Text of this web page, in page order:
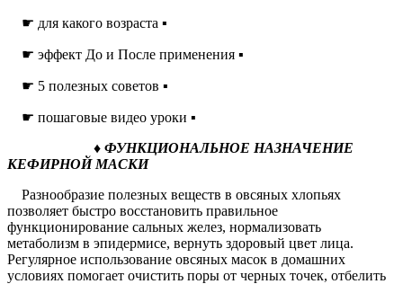
☛ для какого возраста ▪
☛ эффект До и После применения ▪
☛ 5 полезных советов ▪
☛ пошаговые видео уроки ▪
♦ ФУНКЦИОНАЛЬНОЕ НАЗНАЧЕНИЕ
КЕФИРНОЙ МАСКИ
Разнообразие полезных веществ в овсяных хлопьях
позволяет быстро восстановить правильное
функционирование сальных желез, нормализовать
метаболизм в эпидермисе, вернуть здоровый цвет лица.
Регулярное использование овсяных масок в домашних
условиях помогает очистить поры от черных точек, отбелить